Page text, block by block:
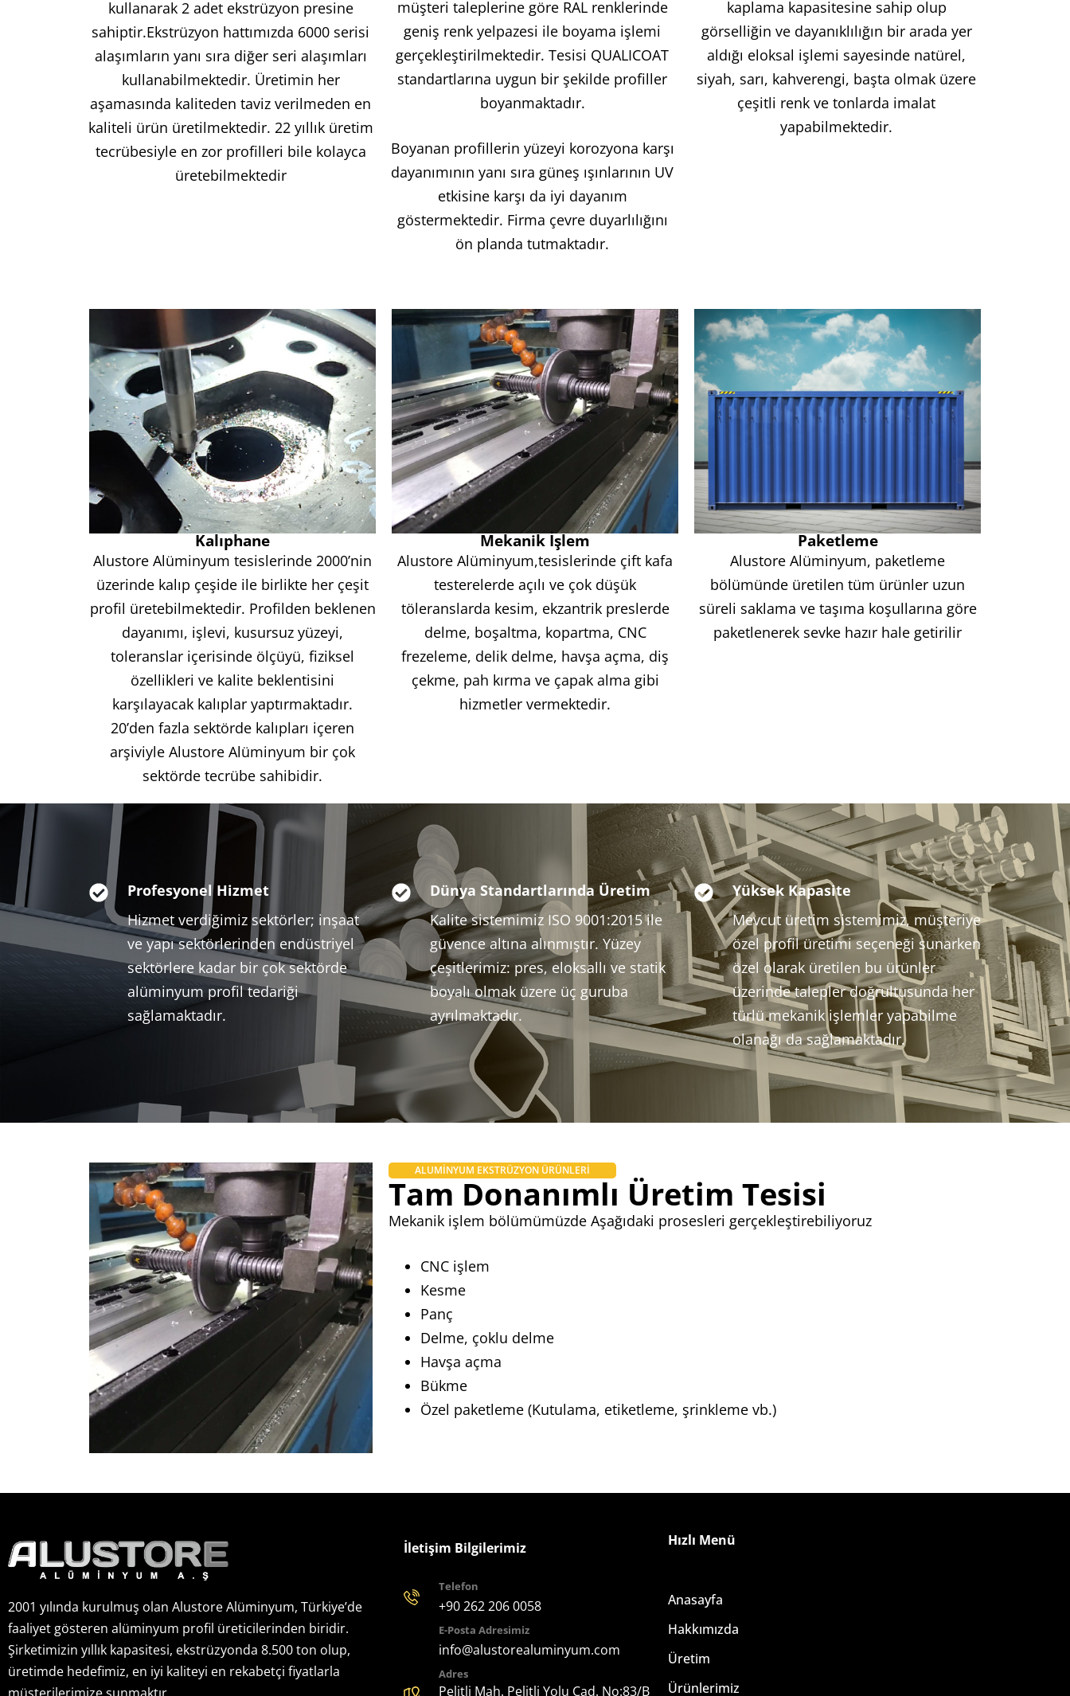
kullanarak 2 adet ekstrüzyon presine
sahiptir.Ekstrüzyon hattımızda 6000 serisi
alaşımların yanı sıra diğer seri alaşımları
kullanabilmektedir. Üretimin her
aşamasında kaliteden taviz verilmeden en
kaliteli ürün üretilmektedir. 22 yıllık üretim
tecrübesiyle en zor profilleri bile kolayca
üretebilmektedir
müşteri taleplerine göre RAL renklerinde
geniş renk yelpazesi ile boyama işlemi
gerçekleştirilmektedir. Tesisi QUALICOAT
standartlarına uygun bir şekilde profiller
boyanmaktadır.
Boyanan profillerin yüzeyi korozyona karşı
dayanımının yanı sıra güneş ışınlarının UV
etkisine karşı da iyi dayanım
göstermektedir. Firma çevre duyarlılığını
ön planda tutmaktadır.
kaplama kapasitesine sahip olup
görselliğin ve dayanıklılığın bir arada yer
aldığı eloksal işlemi sayesinde natürel,
siyah, sarı, kahverengi, başta olmak üzere
çeşitli renk ve tonlarda imalat
yapabilmektedir.
Kalıphane
Alustore Alüminyum tesislerinde 2000’nin
üzerinde kalıp çeşide ile birlikte her çeşit
profil üretebilmektedir. Profilden beklenen
dayanımı, işlevi, kusursuz yüzeyi,
toleranslar içerisinde ölçüyü, fiziksel
özellikleri ve kalite beklentisini
karşılayacak kalıplar yaptırmaktadır.
20’den fazla sektörde kalıpları içeren
arşiviyle Alustore Alüminyum bir çok
sektörde tecrübe sahibidir.
Mekanik İşlem
Alustore Alüminyum,tesislerinde çift kafa
testerelerde açılı ve çok düşük
töleranslarda kesim, ekzantrik preslerde
delme, boşaltma, kopartma, CNC
frezeleme, delik delme, havşa açma, diş
çekme, pah kırma ve çapak alma gibi
hizmetler vermektedir.
Paketleme
Alustore Alüminyum, paketleme
bölümünde üretilen tüm ürünler uzun
süreli saklama ve taşıma koşullarına göre
paketlenerek sevke hazır hale getirilir
Profesyonel Hizmet
Hizmet verdiğimiz sektörler; inşaat
ve yapı sektörlerinden endüstriyel
sektörlere kadar bir çok sektörde
alüminyum profil tedariği
sağlamaktadır.
Dünya Standartlarında Üretim
Kalite sistemimiz ISO 9001:2015 ile
güvence altına alınmıştır. Yüzey
çeşitlerimiz: pres, eloksallı ve statik
boyalı olmak üzere üç guruba
ayrılmaktadır.
Yüksek Kapasite
Mevcut üretim sistemimiz, müşteriye
özel profil üretimi seçeneği sunarken
özel olarak üretilen bu ürünler
üzerinde talepler doğrultusunda her
türlü mekanik işlemler yapabilme
olanağı da sağlamaktadır.
ALUMİNYUM EKSTRÜZYON ÜRÜNLERİ
Tam Donanımlı Üretim Tesisi
Mekanik işlem bölümümüzde Aşağıdaki prosesleri gerçekleştirebiliyoruz
CNC işlem
Kesme
Panç
Delme, çoklu delme
Havşa açma
Bükme
Özel paketleme (Kutulama, etiketleme, şrinkleme vb.)
2001 yılında kurulmuş olan Alustore Alüminyum, Türkiye’de
faaliyet gösteren alüminyum profil üreticilerinden biridir.
Şirketimizin yıllık kapasitesi, ekstrüzyonda 8.500 ton olup,
üretimde hedefimiz, en iyi kaliteyi en rekabetçi fiyatlarla
İletişim Bilgilerimiz
Telefon
+90 262 206 0058
E-Posta Adresimiz
info@alustorealuminyum.com
Adres
Pelitli Mah. Pelitli Yolu Cad. No:83/B
Hızlı Menü
Anasayfa
Hakkımızda
Üretim
Ürünlerimiz